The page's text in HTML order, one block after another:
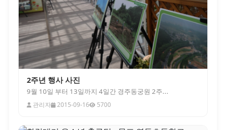
2주년 행사 사진
9월 10일 부터 13일까지 4일간 경주동궁원 2주...
관리자 2015-09-16 5700